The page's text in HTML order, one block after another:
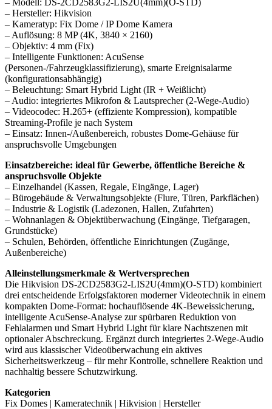
– Hersteller: Hikvision
– Kameratyp: Fix Dome / IP Dome Kamera
– Auflösung: 8 MP (4K, 3840 × 2160)
– Objektiv: 4 mm (Fix)
– Intelligente Funktionen: AcuSense
(Personen-/Fahrzeugklassifizierung), smarte Ereignisalarme
(konfigurationsabhängig)
– Beleuchtung: Smart Hybrid Light (IR + Weißlicht)
– Audio: integriertes Mikrofon & Lautsprecher (2‑Wege‑Audio)
– Videocodec: H.265+ (effiziente Kompression), kompatible
Streaming-Profile je nach System
– Einsatz: Innen-/Außenbereich, robustes Dome-Gehäuse für
anspruchsvolle Umgebungen
Einsatzbereiche: ideal für Gewerbe, öffentliche Bereiche &
anspruchsvolle Objekte
– Einzelhandel (Kassen, Regale, Eingänge, Lager)
– Bürogebäude & Verwaltungsobjekte (Flure, Türen, Parkflächen)
– Industrie & Logistik (Ladezonen, Hallen, Zufahrten)
– Wohnanlagen & Objektüberwachung (Eingänge, Tiefgaragen,
Grundstücke)
– Schulen, Behörden, öffentliche Einrichtungen (Zugänge,
Außenbereiche)
Alleinstellungsmerkmale & Wertversprechen
Die Hikvision DS-2CD2583G2-LIS2U(4mm)(O-STD) kombiniert
drei entscheidende Erfolgsfaktoren moderner Videotechnik in einem
kompakten Dome-Format: hochauflösende 4K-Beweissicherung,
intelligente AcuSense-Analyse zur spürbaren Reduktion von
Fehlalarmen und Smart Hybrid Light für klare Nachtszenen mit
optionaler Abschreckung. Ergänzt durch integriertes 2‑Wege‑Audio
wird aus klassischer Videoüberwachung ein aktives
Sicherheitswerkzeug – für mehr Kontrolle, schnellere Reaktion und
nachhaltig bessere Schutzwirkung.
Kategorien
Fix Domes | Kameratechnik | Hikvision | Hersteller